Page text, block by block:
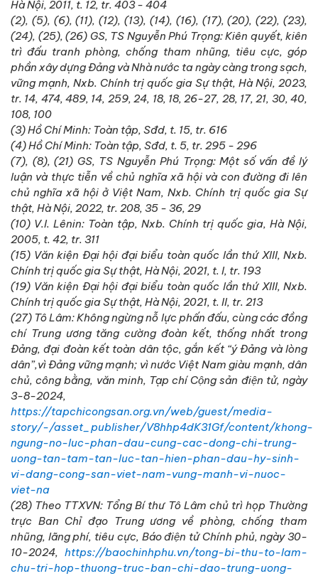
Hà Nội, 2011, t. 12, tr. 403 - 404
(2), (5), (6), (11), (12), (13), (14), (16), (17), (20), (22), (23),
(24), (25), (26) GS, TS Nguyễn Phú Trọng: Kiên quyết, kiên
trì đấu tranh phòng, chống tham nhũng, tiêu cực, góp
phần xây dựng Đảng và Nhà nước ta ngày càng trong sạch,
vững mạnh, Nxb. Chính trị quốc gia Sự thật, Hà Nội, 2023,
tr. 14, 474, 489, 14, 259, 24, 18, 18, 26-27, 28, 17, 21, 30, 40,
108, 100
(3) Hồ Chí Minh: Toàn tập, Sđd, t. 15, tr. 616
(4) Hồ Chí Minh: Toàn tập, Sđd, t. 5, tr. 295 - 296
(7), (8), (21) GS, TS Nguyễn Phú Trọng: Một số vấn đề lý
luận và thực tiễn về chủ nghĩa xã hội và con đường đi lên
chủ nghĩa xã hội ở Việt Nam, Nxb. Chính trị quốc gia Sự
thật, Hà Nội, 2022, tr. 208, 35 - 36, 29
(10) V.I. Lênin: Toàn tập, Nxb. Chính trị quốc gia, Hà Nội,
2005, t. 42, tr. 311
(15) Văn kiện Đại hội đại biểu toàn quốc lần thứ XIII, Nxb.
Chính trị quốc gia Sự thật, Hà Nội, 2021, t. I, tr. 193
(19) Văn kiện Đại hội đại biểu toàn quốc lần thứ XIII, Nxb.
Chính trị quốc gia Sự thật, Hà Nội, 2021, t. II, tr. 213
(27) Tô Lâm: Không ngừng nỗ lực phấn đấu, cùng các đồng
chí Trung ương tăng cường đoàn kết, thống nhất trong
Đảng, đại đoàn kết toàn dân tộc, gắn kết “ý Đảng và lòng
dân”,vì Đảng vững mạnh; vì nước Việt Nam giàu mạnh, dân
chủ, công bằng, văn minh, Tạp chí Cộng sản điện tử, ngày
3-8-2024,
https://tapchicongsan.org.vn/web/guest/media-
story/-/asset_publisher/V8hhp4dK31Gf/content/khong-
ngung-no-luc-phan-dau-cung-cac-dong-chi-trung-
uong-tan-tam-tan-luc-tan-hien-phan-dau-hy-sinh-
vi-dang-cong-san-viet-nam-vung-manh-vi-nuoc-
viet-na
(28) Theo TTXVN: Tổng Bí thư Tô Lâm chủ trì họp Thường
trực Ban Chỉ đạo Trung ương về phòng, chống tham
nhũng, lãng phí, tiêu cực, Báo điện tử Chính phủ, ngày 30-
10-2024, https://baochinhphu.vn/tong-bi-thu-to-lam-
chu-tri-hop-thuong-truc-ban-chi-dao-trung-uong-